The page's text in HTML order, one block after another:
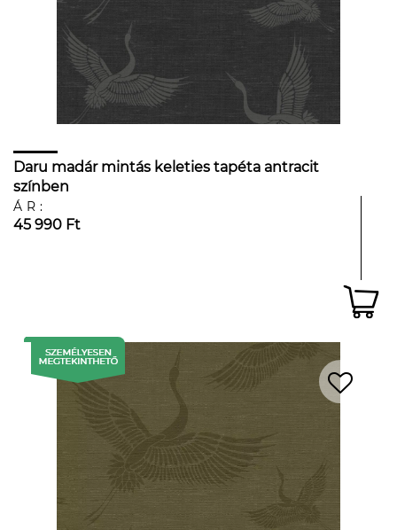
Daru madár mintás keleties tapéta antracit
színben
ÁR:
45 990 Ft